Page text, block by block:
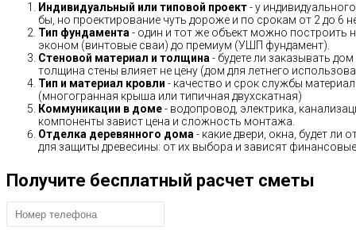
Индивидуальный или типовой проект- у
бы, но проектирование чуть дороже и по срокам от 2 до 6
Тип фундамента - один и тот же объект можно построить
эконом (винтовые сваи) до премиум (УШП фундамент).
Стеновой материал и толщина - будете ли заказывать
толщина стены влияет не цену (дом для летнего
Тип и материал кровли - качество и срок службы
(многогранная крыша или типичная двухскатная)
Коммуникации в доме- водопровод, электрика,
компоненты завист цена и сложность монтажа.
Отделка деревянного дома - какие двери, окна, будет
для защиты древесины: от их выбора и зависят
Получите бесплатный расчет сметы